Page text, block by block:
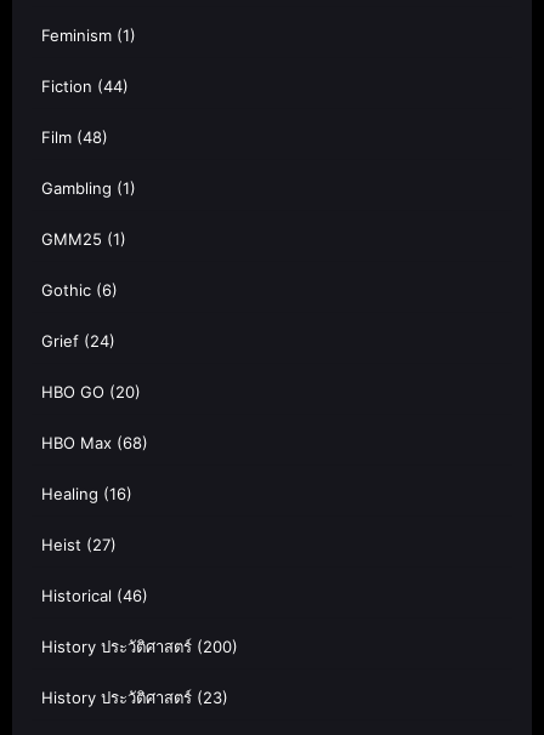
Feminism (1)
Fiction (44)
Film (48)
Gambling (1)
GMM25 (1)
Gothic (6)
Grief (24)
HBO GO (20)
HBO Max (68)
Healing (16)
Heist (27)
Historical (46)
History ประวัติศาสตร์ (200)
History ประวัติศาสตร์ (23)